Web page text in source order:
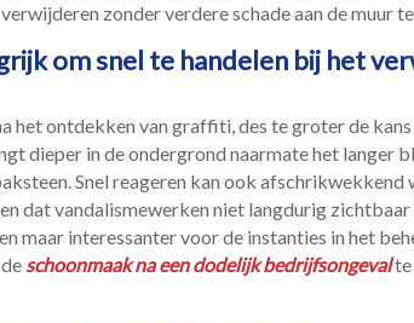
zonder verdere schade aan de muur
om snel te handelen bij het
het ontdekken van graffiti, des te groter de
dieper in de ondergrond naarmate het langer
Snel reageren kan ook afschrikwekkend
dat vandalismewerken niet langdurig
maar interessanter voor de instanties in het
deschoonmaak na een dodelijk bedrijfsongevalte